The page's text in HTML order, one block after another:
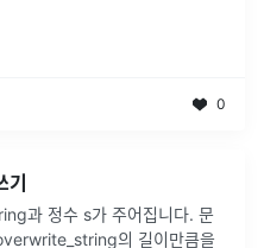
0
기
과 정수 s가 주어집니다. 문
의 길이만큼을